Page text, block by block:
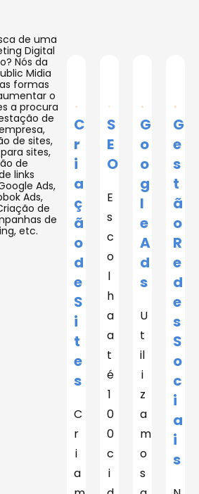
de uma
Digital
Nós da
Midia
formas
o
a procura
de
de sites,
sites,
de
links
Ads,
Ads,
de
de
etc.
C
r
i
a
ç
ã
o
d
e
S
i
t
e
s
C
r
i
a
S
E
O
E
s
c
o
l
h
a
a
t
é
1
0
0
c
i
G
o
o
g
l
e
A
d
s
U
t
il
i
z
a
m
o
s
G
e
s
t
ã
o
R
e
d
e
s
S
o
c
i
a
i
s